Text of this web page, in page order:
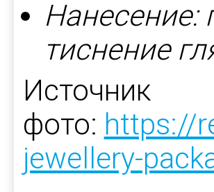
Нанесение:
тиснение
Источник
фото: https://
jewellery-